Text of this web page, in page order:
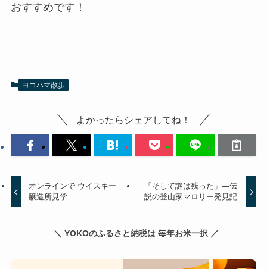
おすすめです！
ヨコハマ散歩
よかったらシェアしてね！
オンラインで ウイスキー
醸造所見学
「そして謎は残った」―伝
説の登山家マロリー発見記
＼ YOKOのふるさと納税は 毎年お米一択 ／